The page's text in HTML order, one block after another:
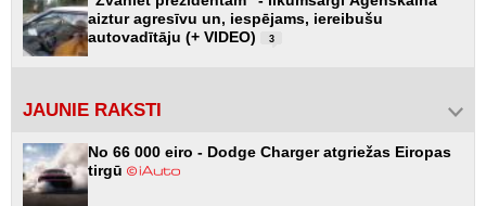
aiztur agresīvu un, iespējams, iereibušu
autovadītāju (+ VIDEO)
3
JAUNIE RAKSTI
No 66 000 eiro - Dodge Charger atgriežas Eiropas
tirgū